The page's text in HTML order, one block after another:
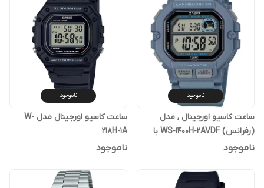
ناموجود
ساعت کاسیو اورجینال , مدل
(رفرانس) WS-1400H-2AVDF با
گارانتی پوزیترون
ناموجود
ناموجود
ساعت کاسیو اورجینال مدل W-
218H-1A
ناموجود